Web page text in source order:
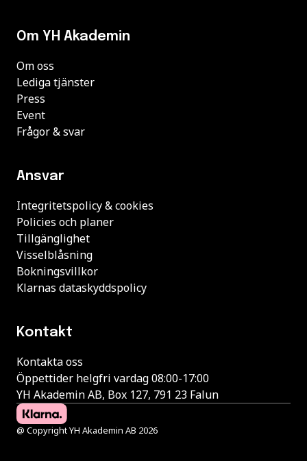
Om YH Akademin
Om oss
Lediga tjänster
Press
Event
Frågor & svar
Ansvar
Integritetspolicy & cookies
Policies och planer
Tillgänglighet
Visselblåsning
Bokningsvillkor
Klarnas dataskyddspolicy
Kontakt
Kontakta oss
Öppettider helgfri vardag 08:00-17:00
YH Akademin AB, Box 127, 791 23 Falun
@ Copyright YH Akademin AB 2026